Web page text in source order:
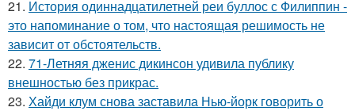
21. История одиннадцатилетней реи буллос с Филиппин -
это напоминание о том, что настоящая решимость не
зависит от обстоятельств.
22. 71-Летняя дженис дикинсон удивила публику
внешностью без прикрас.
23. Хайди клум снова заставила Нью-йорк говорить о